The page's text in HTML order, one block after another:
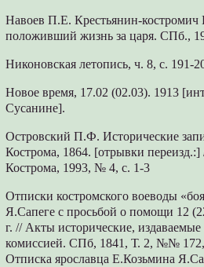
Навоев П.Е. Крестьянин-
положивший жизнь за царя. СПб.,
Никоновская летопись, ч. 8, с. 191-
Новое время, 17.02 (02.03). 1913
Сусанине].
Островский П.Ф. Исторические
Кострома, 1864. [отрывки переизд.:]
Кострома, 1993, № 4, с. 1-3
Отписки костромского воеводы
Я.Сапеге с просьбой о помощи 12
г. // Акты исторические,
комиссией. СПб, 1841, Т. 2, №№ 172,
Отписка ярославца Е.Козьмина